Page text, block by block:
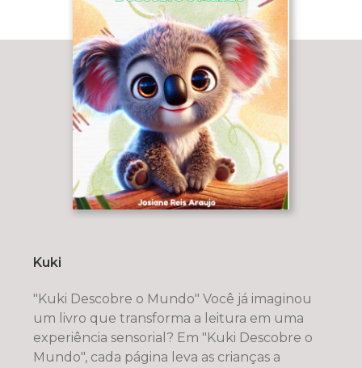
Kuki
"Kuki Descobre o Mundo" Você já imaginou
um livro que transforma a leitura em uma
experiência sensorial? Em "Kuki Descobre o
Mundo", cada página leva as crianças a